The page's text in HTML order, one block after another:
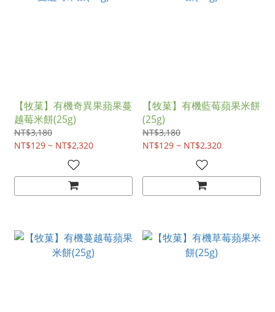
【牧菓】有機奇異果蘋果蔓
越莓米餅(25g)
NT$3,180
NT$129 ~ NT$2,320
【牧菓】有機藍莓蘋果米餅
(25g)
NT$3,180
NT$129 ~ NT$2,320